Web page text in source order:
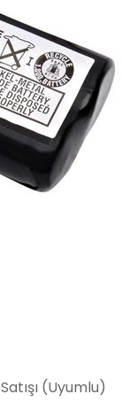
(Uyumlu)